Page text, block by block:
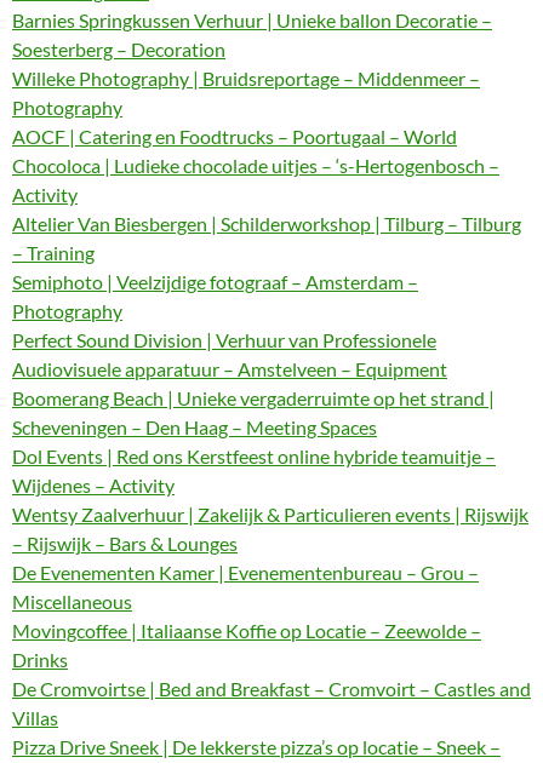
Barnies Springkussen Verhuur | Unieke ballon Decoratie –
Soesterberg – Decoration
Willeke Photography | Bruidsreportage – Middenmeer –
Photography
AOCF | Catering en Foodtrucks – Poortugaal – World
Chocoloca | Ludieke chocolade uitjes – ‘s-Hertogenbosch –
Activity
Altelier Van Biesbergen | Schilderworkshop | Tilburg – Tilburg
– Training
Semiphoto | Veelzijdige fotograaf – Amsterdam –
Photography
Perfect Sound Division | Verhuur van Professionele
Audiovisuele apparatuur – Amstelveen – Equipment
Boomerang Beach | Unieke vergaderruimte op het strand |
Scheveningen – Den Haag – Meeting Spaces
Dol Events | Red ons Kerstfeest online hybride teamuitje –
Wijdenes – Activity
Wentsy Zaalverhuur | Zakelijk & Particulieren events | Rijswijk
– Rijswijk – Bars & Lounges
De Evenementen Kamer | Evenementenbureau – Grou –
Miscellaneous
Movingcoffee | Italiaanse Koffie op Locatie – Zeewolde –
Drinks
De Cromvoirtse | Bed and Breakfast – Cromvoirt – Castles and
Villas
Pizza Drive Sneek | De lekkerste pizza’s op locatie – Sneek –